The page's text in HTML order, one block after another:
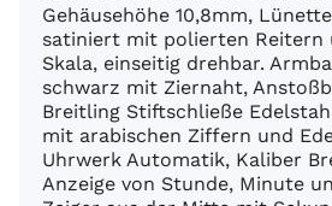
Gehäusehöhe 10,8mm,
satiniert mit polierten Reitern
Skala, einseitig drehbar.
schwarz mit Ziernaht,
Breitling Stiftschließe
mit arabischen Ziffern und
Uhrwerk Automatik, Kaliber
Anzeige von Stunde, Minute